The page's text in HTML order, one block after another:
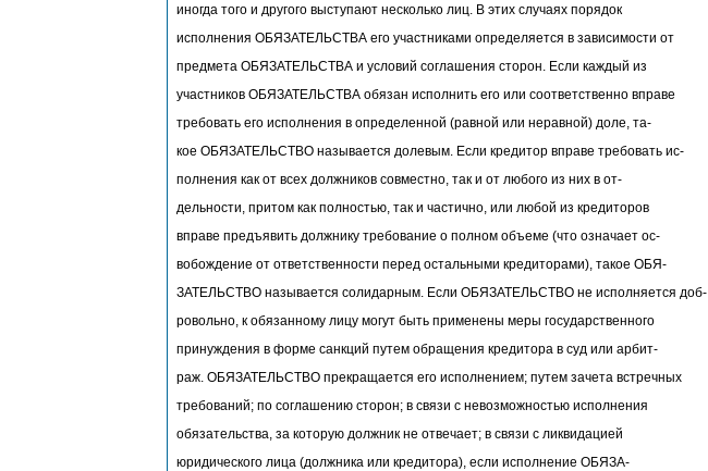
иногда того и другого выступают несколько лиц. В этих случаях порядок
исполнения ОБЯЗАТЕЛЬСТВА его участниками определяется в зависимости от
предмета ОБЯЗАТЕЛЬСТВА и условий соглашения сторон. Если каждый из
участников ОБЯЗАТЕЛЬСТВА обязан исполнить его или соответственно вправе
требовать его исполнения в определенной (равной или неравной) доле, та-
кое ОБЯЗАТЕЛЬСТВО называется долевым. Если кредитор вправе требовать ис-
полнения как от всех должников совместно, так и от любого из них в от-
дельности, притом как полностью, так и частично, или любой из кредиторов
вправе предъявить должнику требование о полном объеме (что означает ос-
вобождение от ответственности перед остальными кредиторами), такое ОБЯ-
ЗАТЕЛЬСТВО называется солидарным. Если ОБЯЗАТЕЛЬСТВО не исполняется доб-
ровольно, к обязанному лицу могут быть применены меры государственного
принуждения в форме санкций путем обращения кредитора в суд или арбит-
раж. ОБЯЗАТЕЛЬСТВО прекращается его исполнением; путем зачета встречных
требований; по соглашению сторон; в связи с невозможностью исполнения
обязательства, за которую должник не отвечает; в связи с ликвидацией
юридического лица (должника или кредитора), если исполнение ОБЯЗА-